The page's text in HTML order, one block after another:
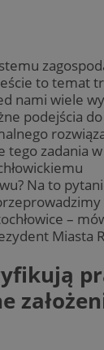
to temat
nami wiele
podejścia
tego zadania
Na to
–
Miasta